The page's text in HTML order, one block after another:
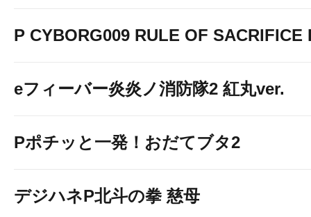
P CYBORG009 RULE OF SACRIFICE
eフィーバー炎炎ノ消防隊2 紅丸ver.
Pポチッと一発！おだてブタ2
デジハネP北斗の拳 慈母